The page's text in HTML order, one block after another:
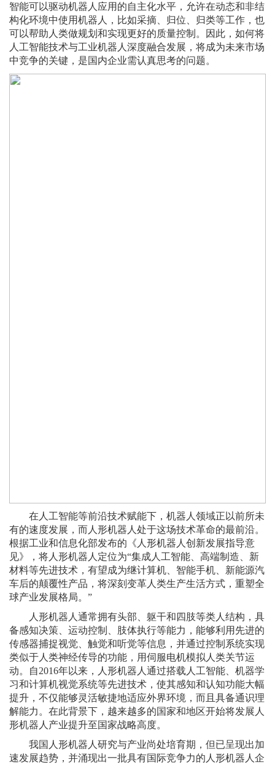
智能可以驱动机器人应用的自主化水平，允许在动态和非结
构化环境中使用机器人，比如采摘、归位、归类等工作，也
可以帮助人类做规划和实现更好的质量控制。因此，如何将
人工智能技术与工业机器人深度融合发展，将成为未来市场
中竞争的关键，是国内企业需认真思考的问题。
在人工智能等前沿技术赋能下，机器人领域正以前所未
有的速度发展，而人形机器人处于这场技术革命的最前沿。
根据工业和信息化部发布的《人形机器人创新发展指导意
见》，将人形机器人定位为“集成人工智能、高端制造、新
材料等先进技术，有望成为继计算机、智能手机、新能源汽
车后的颠覆性产品，将深刻变革人类生产生活方式，重塑全
球产业发展格局。”
人形机器人通常拥有头部、躯干和四肢等类人结构，具
备感知决策、运动控制、肢体执行等能力，能够利用先进的
传感器捕捉视觉、触觉和听觉等信息，并通过控制系统实现
类似于人类神经传导的功能，用伺服电机模拟人类关节运
动。自2016年以来，人形机器人通过搭载人工智能、机器学
习和计算机视觉系统等先进技术，使其感知和认知功能大幅
提升，不仅能够灵活敏捷地适应外界环境，而且具备通识理
解能力。在此背景下，越来越多的国家和地区开始将发展人
形机器人产业提升至国家战略高度。
我国人形机器人研究与产业尚处培育期，但已呈现出加
速发展趋势，并涌现出一批具有国际竞争力的人形机器人企